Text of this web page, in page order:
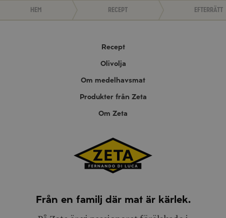
Hem Recept Efterrätt
Recept
Olivolja
Om medelhavsmat
Produkter från Zeta
Om Zeta
Från en familj där mat är kärlek.